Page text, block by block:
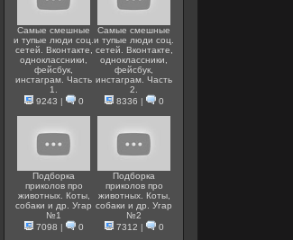
Самые смешные
и тупые люди соц.
сетей. Вконтакте,
одноклассники,
фейсбук,
инстаграм. Часть
1.
9243
0
Самые смешные
и тупые люди соц.
сетей. Вконтакте,
одноклассники,
фейсбук,
инстаграм. Часть
2.
8336
0
Подборка
приколов про
животных. Коты,
собаки и др. Угар
№1
7098
0
Подборка
приколов про
животных. Коты,
собаки и др. Угар
№2
7312
0